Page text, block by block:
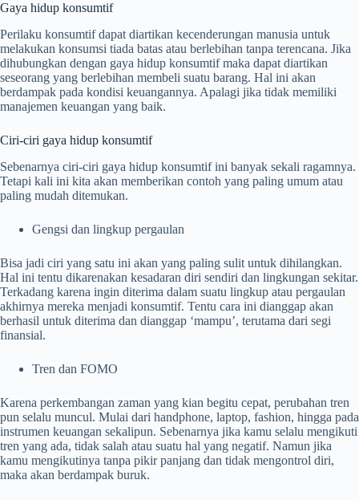
Gaya hidup konsumtif
Perilaku konsumtif dapat diartikan kecenderungan manusia untuk
melakukan konsumsi tiada batas atau berlebihan tanpa terencana. Jika
dihubungkan dengan gaya hidup konsumtif maka dapat diartikan
seseorang yang berlebihan membeli suatu barang. Hal ini akan
berdampak pada kondisi keuangannya. Apalagi jika tidak memiliki
manajemen keuangan yang baik.
Ciri-ciri gaya hidup konsumtif
Sebenarnya ciri-ciri gaya hidup konsumtif ini banyak sekali ragamnya.
Tetapi kali ini kita akan memberikan contoh yang paling umum atau
paling mudah ditemukan.
Gengsi dan lingkup pergaulan
Bisa jadi ciri yang satu ini akan yang paling sulit untuk dihilangkan.
Hal ini tentu dikarenakan kesadaran diri sendiri dan lingkungan sekitar.
Terkadang karena ingin diterima dalam suatu lingkup atau pergaulan
akhirnya mereka menjadi konsumtif. Tentu cara ini dianggap akan
berhasil untuk diterima dan dianggap ‘mampu’, terutama dari segi
finansial.
Tren dan FOMO
Karena perkembangan zaman yang kian begitu cepat, perubahan tren
pun selalu muncul. Mulai dari handphone, laptop, fashion, hingga pada
instrumen keuangan sekalipun. Sebenarnya jika kamu selalu mengikuti
tren yang ada, tidak salah atau suatu hal yang negatif. Namun jika
kamu mengikutinya tanpa pikir panjang dan tidak mengontrol diri,
maka akan berdampak buruk.